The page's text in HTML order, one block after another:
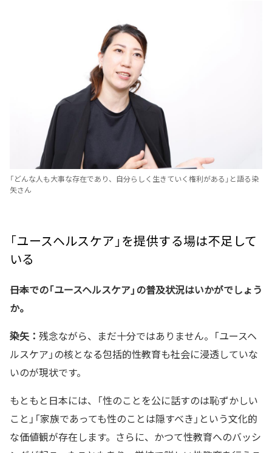
「どんな人も大事な存在であり、自分らしく生きていく権利がある」と語る染
矢さん
「ユースヘルスケア」を提供する場は不足して
いる
――日本での「ユースヘルスケア」の普及状況はいかがでしょう
か。
染矢： 残念ながら、まだ十分ではありません。「ユースヘ
ルスケア」の核となる包括的性教育も社会に浸透していな
いのが現状です。
もともと日本には、「性のことを公に話すのは恥ずかしい
こと」「家族であっても性のことは隠すべき」という文化的
な価値観が存在します。さらに、かつて性教育へのバッシ